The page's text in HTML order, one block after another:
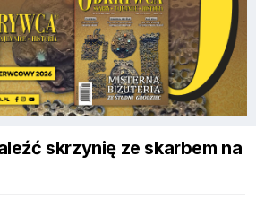
skrzynię ze skarbem na